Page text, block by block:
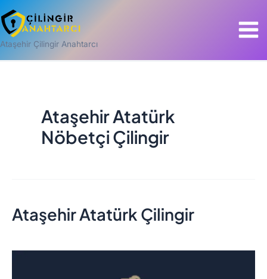
İçeriğe
atla
Ataşehir Çilingir Anahtarcı
Ataşehir Atatürk
Nöbetçi Çilingir
Ataşehir Atatürk Çilingir
Ataşehir
Çilingir